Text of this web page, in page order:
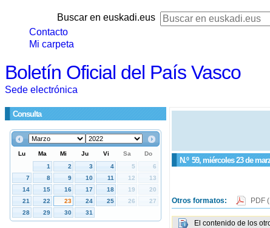
Buscar en euskadi.eus
Contacto
Mi carpeta
Boletín Oficial del País Vasco
Sede electrónica
Consulta
N.º 59, miércoles 23 de
Otros formatos: PDF
El contenido de los